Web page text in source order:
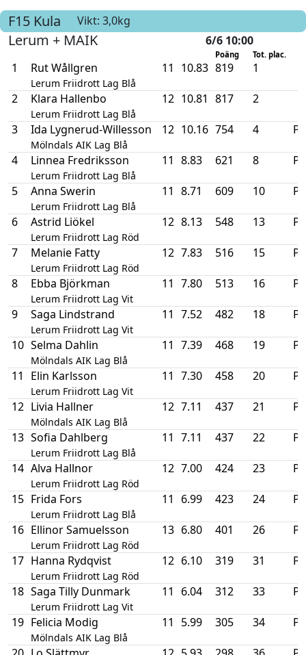
F15 Kula Vikt: 3,0kg
Lerum + MAIK 6/6 10:00
Poäng Tot. plac.
1 Rut Wållgren
Lerum Friidrott Lag Blå
11 10.83 819 1
2 Klara Hallenbo
Lerum Friidrott Lag Blå
12 10.81 817 2
3 Ida Lygnerud-Willesson
Mölndals AIK Lag Blå
12 10.16 754 4 PB
4 Linnea Fredriksson
Lerum Friidrott Lag Blå
11 8.83 621 8 PB
5 Anna Swerin
Lerum Friidrott Lag Blå
11 8.71 609 10 PB
6 Astrid Liökel
Lerum Friidrott Lag Röd
12 8.13 548 13 PB
7 Melanie Fatty
Lerum Friidrott Lag Röd
12 7.83 516 15 PB
8 Ebba Björkman
Lerum Friidrott Lag Vit
11 7.80 513 16 PB
9 Saga Lindstrand
Lerum Friidrott Lag Vit
11 7.52 482 18 PB
10 Selma Dahlin
Mölndals AIK Lag Blå
11 7.39 468 19 PB
11 Elin Karlsson
Lerum Friidrott Lag Vit
11 7.30 458 20 PB
12 Livia Hallner
Mölndals AIK Lag Blå
12 7.11 437 21 PB
13 Sofia Dahlberg
Lerum Friidrott Lag Blå
11 7.11 437 22 PB
14 Alva Hallnor
Lerum Friidrott Lag Röd
12 7.00 424 23 PB
15 Frida Fors
Lerum Friidrott Lag Blå
11 6.99 423 24 PB
16 Ellinor Samuelsson
Lerum Friidrott Lag Röd
13 6.80 401 26 PB
17 Hanna Rydqvist
Lerum Friidrott Lag Röd
12 6.10 319 31 PB
18 Saga Tilly Dunmark
Lerum Friidrott Lag Vit
11 6.04 312 33 PB
19 Felicia Modig
Mölndals AIK Lag Blå
11 5.99 305 34 PB